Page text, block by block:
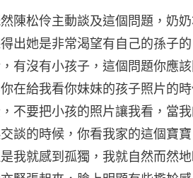
然陳松伶主動談及這個問題，奶
出她是非常渴望有自己的孫子
有沒有小孩子，這個問題你應
在給我看你妹妹的孩子照片的
不要把小孩的照片讓我看，當
談的時候，你看我家的這個寶
我就感到孤獨，我就自然而然